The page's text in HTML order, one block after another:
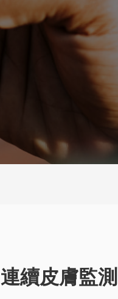
連續皮膚監測